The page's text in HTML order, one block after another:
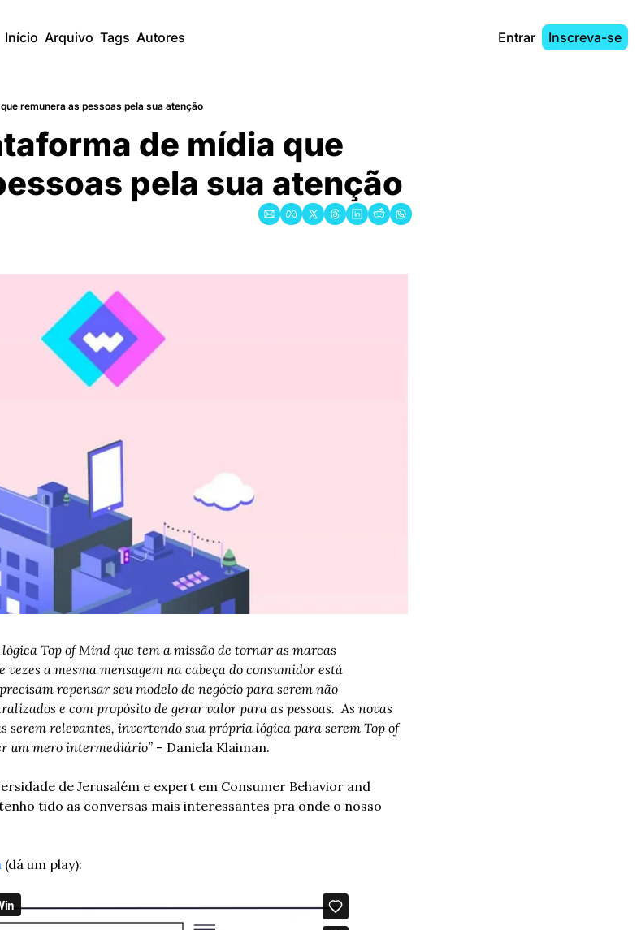
Início Arquivo Tags Autores Entrar Inscreva-se
remunera as pessoas pela sua atenção
de mídia que
pela sua atenção
Top of Mind que tem a missão de tornar as marcas
a mesma mensagem na cabeça do consumidor está
repensar seu modelo de negócio para serem não
e com propósito de gerar valor para as pessoas.  As novas
serem relevantes, invertendo sua própria lógica para serem Top of
um mero intermediário” – Daniela Klaiman.
de Jerusalém e expert em Consumer Behavior and
tido as conversas mais interessantes pra onde o nosso
(dá um play):